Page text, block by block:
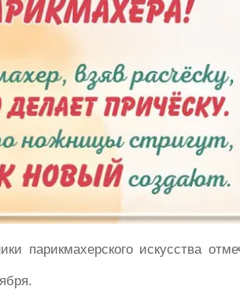
парикмахерского искусства